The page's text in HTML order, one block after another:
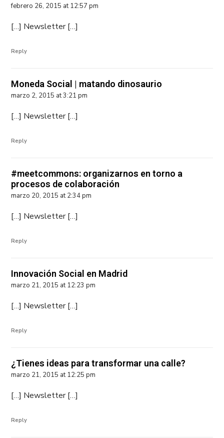
febrero 26, 2015 at 12:57 pm
[…] Newsletter […]
Reply
Moneda Social | matando dinosaurio
marzo 2, 2015 at 3:21 pm
[…] Newsletter […]
Reply
#meetcommons: organizarnos en torno a
procesos de colaboración
marzo 20, 2015 at 2:34 pm
[…] Newsletter […]
Reply
Innovación Social en Madrid
marzo 21, 2015 at 12:23 pm
[…] Newsletter […]
Reply
¿Tienes ideas para transformar una calle?
marzo 21, 2015 at 12:25 pm
[…] Newsletter […]
Reply